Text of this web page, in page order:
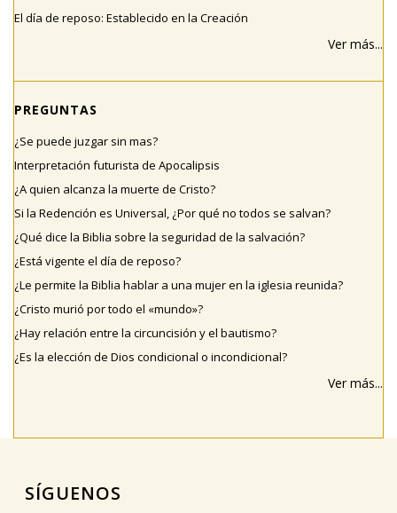
El día de reposo: Establecido en la Creación
Ver más...
PREGUNTAS
¿Se puede juzgar sin mas?
Interpretación futurista de Apocalipsis
¿A quien alcanza la muerte de Cristo?
Si la Redención es Universal, ¿Por qué no todos se salvan?
¿Qué dice la Biblia sobre la seguridad de la salvación?
¿Está vigente el día de reposo?
¿Le permite la Biblia hablar a una mujer en la iglesia reunida?
¿Cristo murió por todo el «mundo»?
¿Hay relación entre la circuncisión y el bautismo?
¿Es la elección de Dios condicional o incondicional?
Ver más...
SÍGUENOS